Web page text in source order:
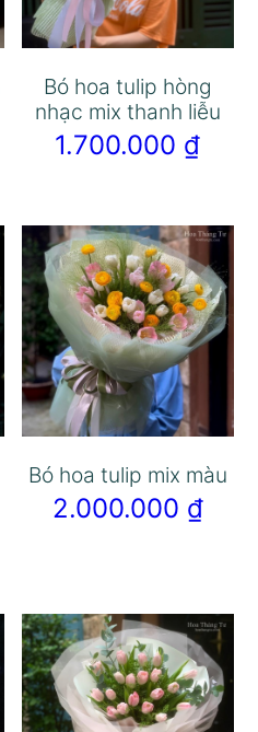
Bó hoa tulip hòng
nhạc mix thanh liễu
1.700.000 ₫
Bó hoa tulip mix màu
2.000.000 ₫